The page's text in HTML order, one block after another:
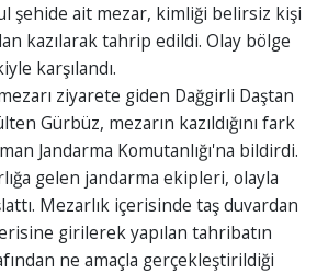
şehide ait mezar, kimliği belirsiz kişi
kazılarak tahrip edildi. Olay bölge
karşılandı.
ziyarete giden Dağgirli Daştan
Gürbüz, mezarın kazıldığını fark
Jandarma Komutanlığı'na bildirdi.
gelen jandarma ekipleri, olayla
Mezarlık içerisinde taş duvardan
girilerek yapılan tahribatın
ne amaçla gerçekleştirildiği